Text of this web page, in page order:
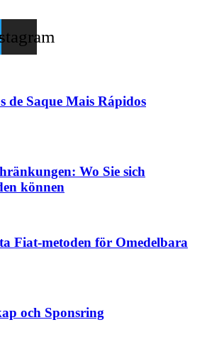
de Saque Mais Rápidos
Wo Sie sich
können
Fiat-metoden för Omedelbara
och Sponsring